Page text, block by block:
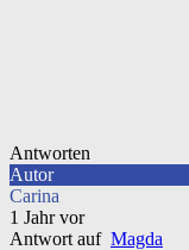
Antworten
Autor
Carina
1 Jahr vor
Antwort auf Magda